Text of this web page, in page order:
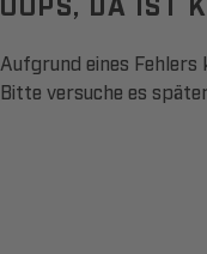
Aufgrund eines Fehlers
Bitte versuche es